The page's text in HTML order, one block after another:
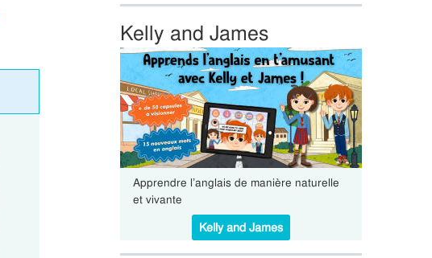
Kelly and James
Apprendre l’anglais de manière naturelle
et vivante
Kelly and James